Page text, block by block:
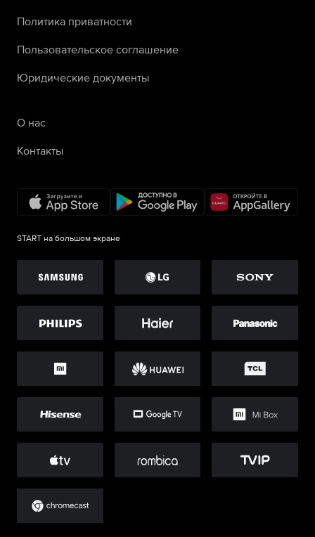
Политика приватности
Пользовательское соглашение
Юридические документы
О нас
Контакты
START на большом экране